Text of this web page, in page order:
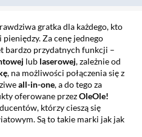
gratka dla każdego, kto
pieniędzy. Za cenę jednego
bardzo przydatnych funkcji –
lub laserowej, zależnie od
, na możliwości połączenia się z
all-in-one, a do tego za
oferowane przezOleOle!
którzy cieszą się
Są to takie marki jak jak